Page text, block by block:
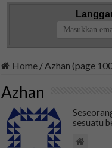
Home / Azhan (page
Azhan
sesuatu